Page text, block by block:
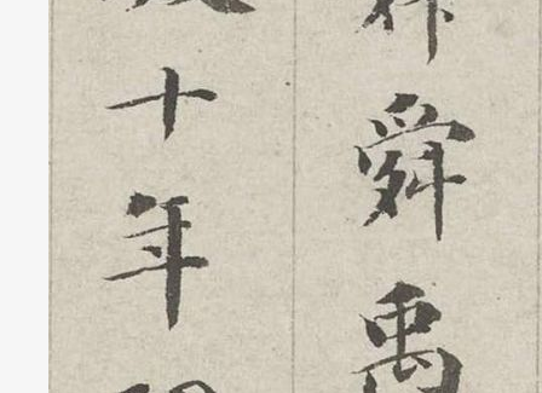
CCTV.节目官网 直播